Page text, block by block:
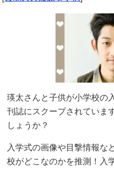
瑛太さんと子供が小学校の
刊誌にスクープされていま
しょうか？
入学式の画像や目撃情報な
校がどこなのかを推測！入